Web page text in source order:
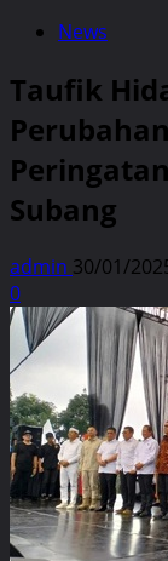
News
Taufik
Subang
admin 30/01/
0